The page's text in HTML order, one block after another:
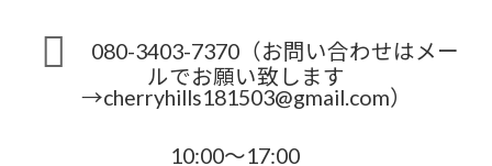
080-3403-7370（お問い合わせはメー
ルでお願い致します
→cherryhills181503@gmail.com）
10:00～17:00